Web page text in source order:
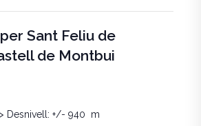
Sant Feliu de
de Montbui
Desnivell: +/- 940 m